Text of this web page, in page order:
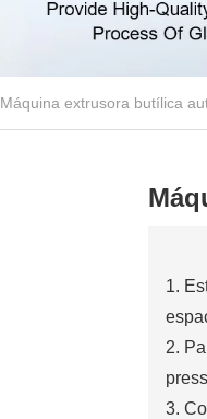
Máquina extrusora butílica
1.
2.
3.